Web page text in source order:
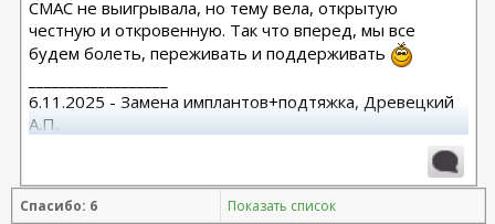
общение с ним успокаивают.
СМАС не выигрывала, но тему вела, открытую
честную и откровенную. Так что вперед, мы все
будем болеть, переживать и поддерживать
6.11.2025 - Замена имплантов+подтяжка, Древецкий
А.П.
моя тема:https://plastic-
surgeon.ru/forum/showthread.php?t=12134
Спасибо: 6 Показать список